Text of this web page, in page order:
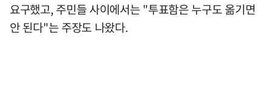
요구했고, 주민들 사이에서는 "투표함은 누구도 옮기면
안 된다"는 주장도 나왔다.